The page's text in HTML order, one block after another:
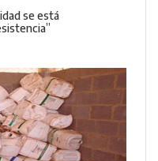
se está